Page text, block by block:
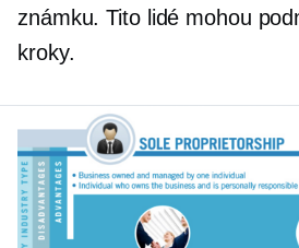
známku. Tito lidé mohou
kroky.